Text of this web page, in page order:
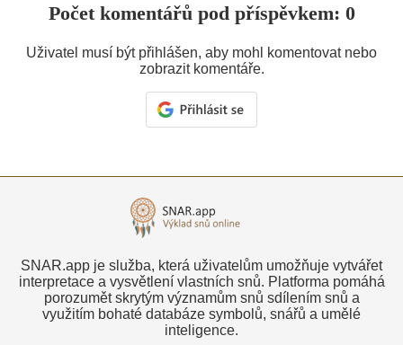
Počet komentářů pod příspěvkem: 0
Uživatel musí být přihlášen, aby mohl komentovat nebo
zobrazit komentáře.
SNAR.app je služba, která uživatelům umožňuje vytvářet
interpretace a vysvětlení vlastních snů. Platforma pomáhá
porozumět skrytým významům snů sdílením snů a
využitím bohaté databáze symbolů, snářů a umělé
inteligence.